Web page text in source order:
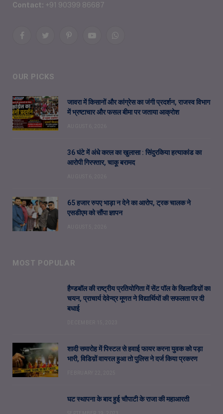
Contact: +91 90399 86687
FacebookTwitterPinterestYouTubeWhatsApp
OUR PICKS
जावरा में किसानों और कांग्रेस का जंगी प्रदर्शन, राजस्व विभाग
में भ्रष्टाचार और फसल बीमा पर जताया आक्रोश
36 घंटे में अंधे कत्ल का खुलासा : सिंदुरकिया हत्याकांड का
आरोपी गिरफ्तार, चाकू बरामद
65 हजार रुपए भाड़ा न देने का आरोप, ट्रक चालक ने
एसडीएम को सौंपा ज्ञापन
MOST POPULAR
हैण्डबॉल की राष्ट्रीय प्रतियोगिता में सेंट पॉल के खिलाडिय़ों का
चयन, प्राचार्य देवेन्द्र मूणत ने विद्यार्थियों की सफलता पर दी
बधाई
शादी समारोह में पिस्टल से हवाई फायर करना युवक को पड़ा
भारी, विडिय़ों वायरल हुआ तो पुलिस ने दर्ज किया प्रकरण
घट स्थापना के बाद हुई चौपाटी के राजा की महाआरती